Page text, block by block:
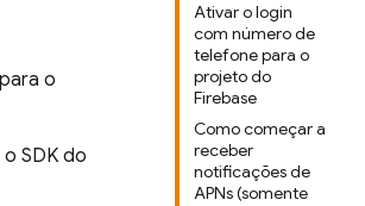
Ativar o login
com número de
telefone para o
projeto do
Firebase
Como começar a
receber
notificações de
APNs (somente
o
SDK do